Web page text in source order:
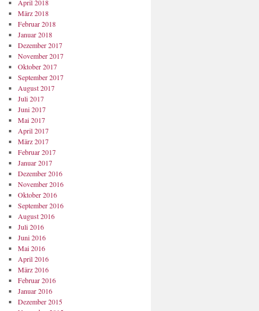
April 2018
März 2018
Februar 2018
Januar 2018
Dezember 2017
November 2017
Oktober 2017
September 2017
August 2017
Juli 2017
Juni 2017
Mai 2017
April 2017
März 2017
Februar 2017
Januar 2017
Dezember 2016
November 2016
Oktober 2016
September 2016
August 2016
Juli 2016
Juni 2016
Mai 2016
April 2016
März 2016
Februar 2016
Januar 2016
Dezember 2015